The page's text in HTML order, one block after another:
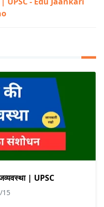
| UPSC
15